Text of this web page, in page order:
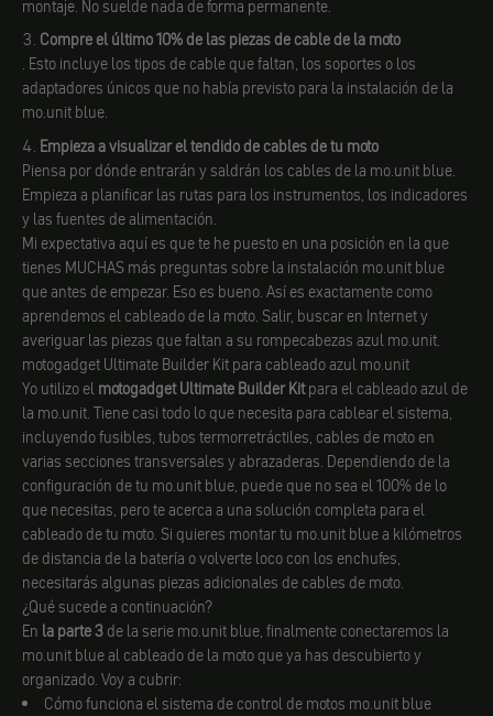
montaje. No suelde nada de forma permanente.
Compre el último 10% de las piezas de cable de la moto
. Esto incluye los tipos de cable que faltan, los soportes o los
adaptadores únicos que no había previsto para la instalación de la
mo.unit blue.
Empieza a visualizar el tendido de cables de tu moto
Piensa por dónde entrarán y saldrán los cables de la mo.unit blue.
Empieza a planificar las rutas para los instrumentos, los indicadores
y las fuentes de alimentación.
Mi expectativa aquí es que te he puesto en una posición en la que
tienes MUCHAS más preguntas sobre la instalación mo.unit blue
que antes de empezar. Eso es bueno. Así es exactamente como
aprendemos el cableado de la moto. Salir, buscar en Internet y
averiguar las piezas que faltan a su rompecabezas azul mo.unit.
motogadget Ultimate Builder Kit para cableado azul mo.unit
Yo utilizo el motogadget Ultimate Builder Kitpara el cableado azul de
la mo.unit. Tiene casi todo lo que necesita para cablear el sistema,
incluyendo fusibles, tubos termorretráctiles, cables de moto en
varias secciones transversales y abrazaderas. Dependiendo de la
configuración de tu mo.unit blue, puede que no sea el 100% de lo
que necesitas, pero te acerca a una solución completa para el
cableado de tu moto. Si quieres montar tu mo.unit blue a kilómetros
de distancia de la batería o volverte loco con los enchufes,
necesitarás algunas piezas adicionales de cables de moto.
¿Qué sucede a continuación?
En la parte 3 de la serie mo.unit blue, finalmente conectaremos la
mo.unit blue al cableado de la moto que ya has descubierto y
organizado. Voy a cubrir:
Cómo funciona el sistema de control de motos mo.unit blue